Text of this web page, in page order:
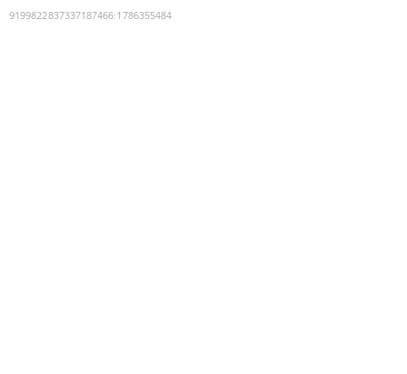
9199822837337187466:1786355484